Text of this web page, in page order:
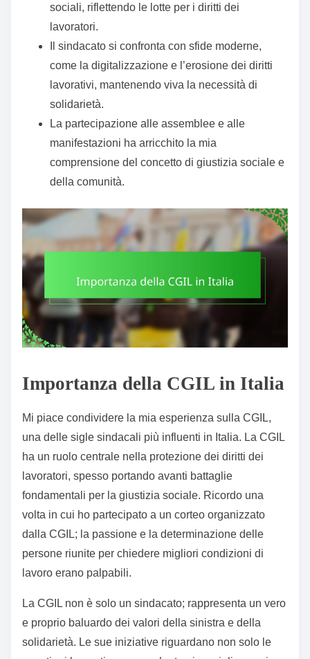
sociali, riflettendo le lotte per i diritti dei
lavoratori.
Il sindacato si confronta con sfide moderne,
come la digitalizzazione e l’erosione dei diritti
lavorativi, mantenendo viva la necessità di
solidarietà.
La partecipazione alle assemblee e alle
manifestazioni ha arricchito la mia
comprensione del concetto di giustizia sociale e
della comunità.
Importanza della CGIL in Italia
Mi piace condividere la mia esperienza sulla CGIL,
una delle sigle sindacali più influenti in Italia. La CGIL
ha un ruolo centrale nella protezione dei diritti dei
lavoratori, spesso portando avanti battaglie
fondamentali per la giustizia sociale. Ricordo una
volta in cui ho partecipato a un corteo organizzato
dalla CGIL; la passione e la determinazione delle
persone riunite per chiedere migliori condizioni di
lavoro erano palpabili.
La CGIL non è solo un sindacato; rappresenta un vero
e proprio baluardo dei valori della sinistra e della
solidarietà. Le sue iniziative riguardano non solo le